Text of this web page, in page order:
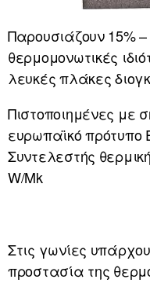
Παρουσιάζουν 15%
θερμομονωτικές
λευκές πλάκες
Πιστοποιημένες με
ευρωπαϊκό πρότυπο
Συντελεστής
W/Mk
Στις γωνίες
προστασία της